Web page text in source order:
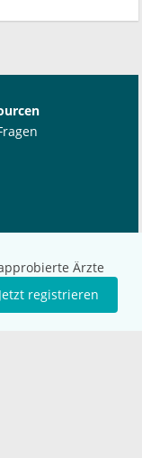
Ärzte
Jetzt registrieren
Media